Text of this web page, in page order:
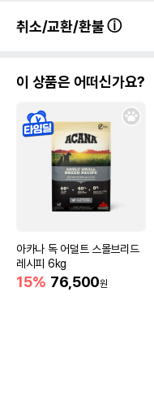
취소/교환/환불
이 상품은 어떠신가요?
아카나 독 어덜트 스몰브리드
레시피 6kg
15% 76,500원